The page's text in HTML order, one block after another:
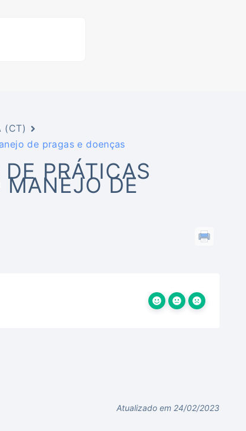
(CT)
de pragas e doenças
PRÁTICAS
MANEJO DE
Atualizado em 24/02/2023